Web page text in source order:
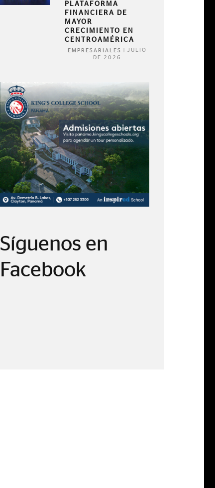
PLATAFORMA
FINANCIERA DE
MAYOR
CRECIMIENTO EN
CENTROAMÉRICA
EMPRESARIALES
JULIO
DE 2026
Síguenos en
Facebook